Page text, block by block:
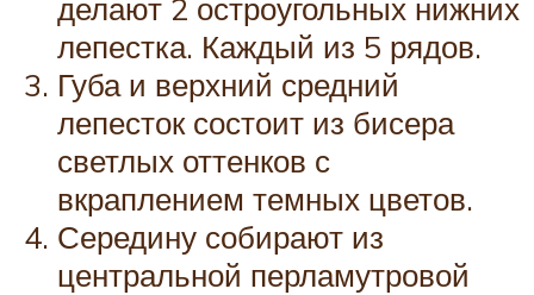
делают 2 остроугольных нижних
лепестка. Каждый из 5 рядов.
Губа и верхний средний
лепесток состоит из бисера
светлых оттенков с
вкраплением темных цветов.
Середину собирают из
центральной перламутровой